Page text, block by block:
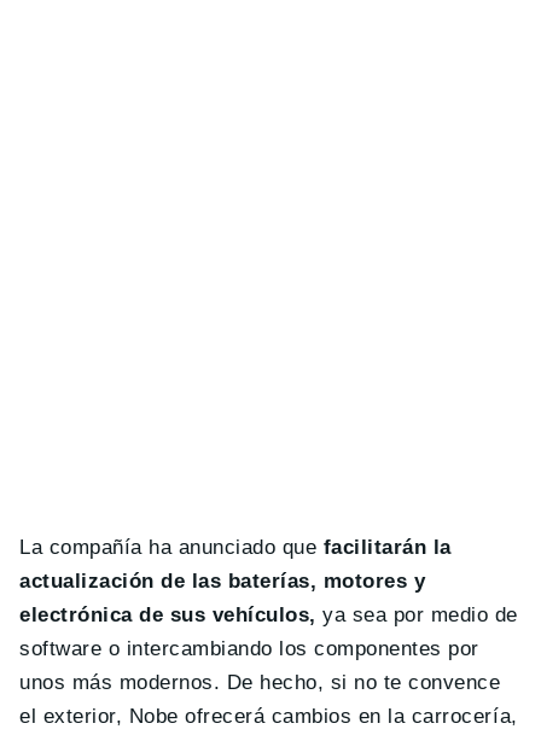
La compañía ha anunciado que facilitarán la
actualización de las baterías, motores y
electrónica de sus vehículos, ya sea por medio de
software o intercambiando los componentes por
unos más modernos. De hecho, si no te convence
el exterior, Nobe ofrecerá cambios en la carrocería,